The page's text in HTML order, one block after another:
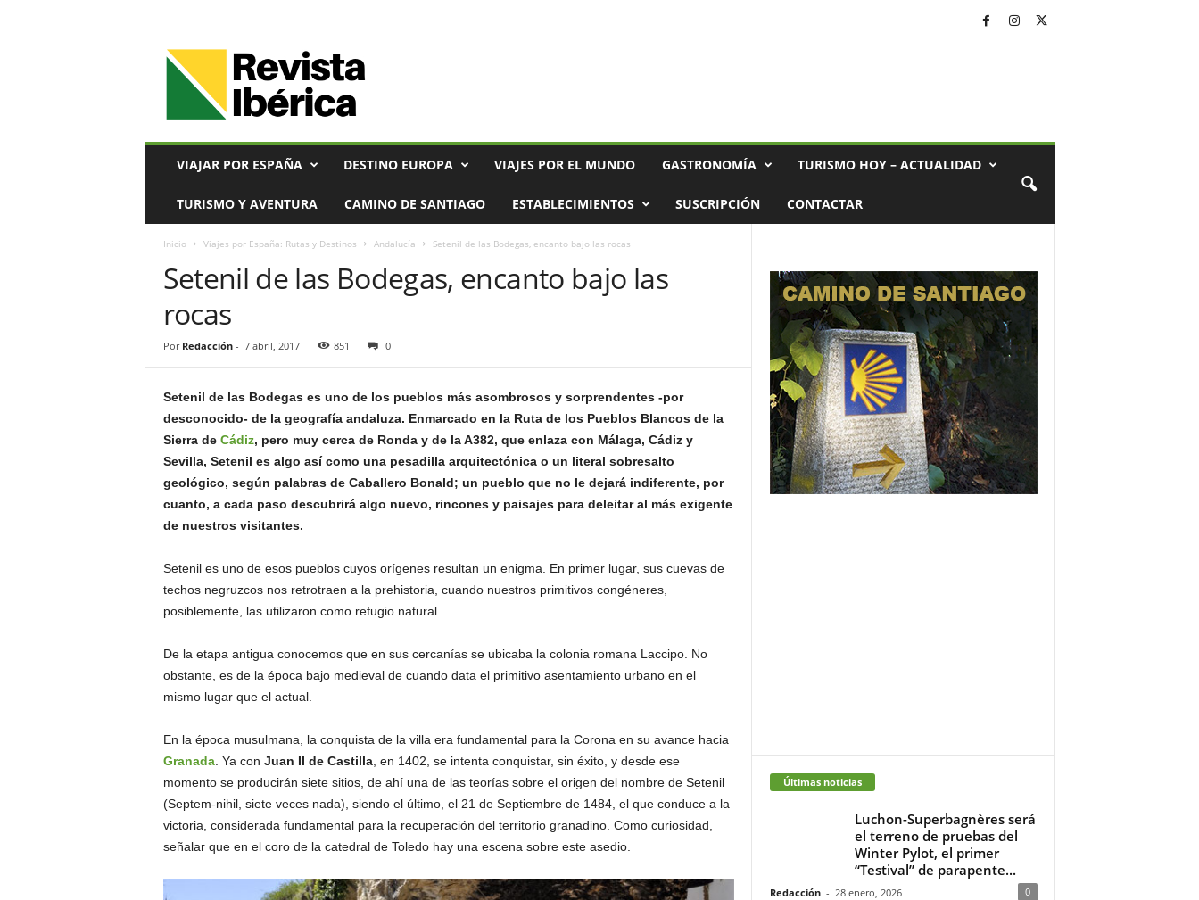
VIAJAR POR ESPAÑA DESTINO EUROPA VIAJES POR EL MUNDO GASTRONOMÍA TURISMO HOY – ACTUALIDAD
TURISMO Y AVENTURA CAMINO DE SANTIAGO ESTABLECIMIENTOS SUSCRIPCIÓN CONTACTAR
Inicio Viajes por España: Rutas y Destinos Andalucía Setenil de las Bodegas, encanto bajo las rocas
Setenil de las Bodegas, encanto bajo las
rocas
Por Redacción- 7 abril, 2017 851 0
Setenil de las Bodegas es uno de los pueblos más asombrosos y sorprendentes -por
desconocido- de la geografía andaluza. Enmarcado en la Ruta de los Pueblos Blancos de la
Sierra de Cádiz, pero muy cerca de Ronda y de la A382, que enlaza con Málaga, Cádiz y
Sevilla, Setenil es algo así como una pesadilla arquitectónica o un literal sobresalto
geológico, según palabras de Caballero Bonald; un pueblo que no le dejará indiferente, por
cuanto, a cada paso descubrirá algo nuevo, rincones y paisajes para deleitar al más exigente
de nuestros visitantes.
Setenil es uno de esos pueblos cuyos orígenes resultan un enigma. En primer lugar, sus cuevas de
techos negruzcos nos retrotraen a la prehistoria, cuando nuestros primitivos congéneres,
posiblemente, las utilizaron como refugio natural.
De la etapa antigua conocemos que en sus cercanías se ubicaba la colonia romana Laccipo. No
obstante, es de la época bajo medieval de cuando data el primitivo asentamiento urbano en el
mismo lugar que el actual.
En la época musulmana, la conquista de la villa era fundamental para la Corona en su avance hacia
Granada. Ya con Juan II de Castilla, en 1402, se intenta conquistar, sin éxito, y desde ese
momento se producirán siete sitios, de ahí una de las teorías sobre el origen del nombre de Setenil
(Septem-nihil, siete veces nada), siendo el último, el 21 de Septiembre de 1484, el que conduce a la
victoria, considerada fundamental para la recuperación del territorio granadino. Como curiosidad,
señalar que en el coro de la catedral de Toledo hay una escena sobre este asedio.
Últimas noticias
Luchon-Superbagnères será
el terreno de pruebas del
Winter Pylot, el primer
“Testival” de parapente...
Redacción - 28 enero, 2026 0